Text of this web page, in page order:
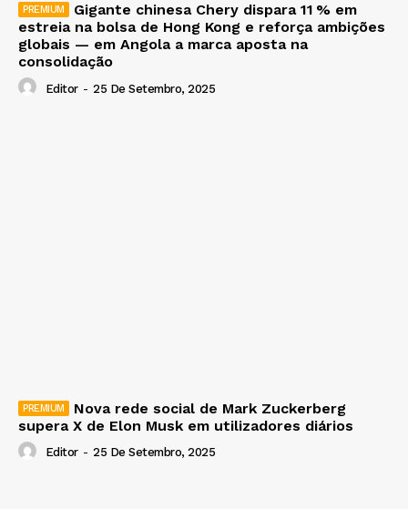
Gigante chinesa Chery dispara 11 % em
estreia na bolsa de Hong Kong e reforça ambições
globais — em Angola a marca aposta na
consolidação
Editor - 25 De Setembro, 2025
Nova rede social de Mark Zuckerberg
supera X de Elon Musk em utilizadores diários
Editor - 25 De Setembro, 2025